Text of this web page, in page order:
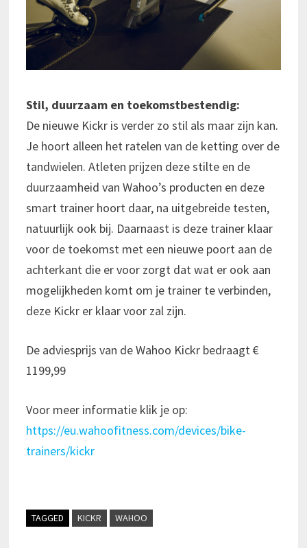
Stil, duurzaam en toekomstbestendig:
De nieuwe Kickr is verder zo stil als maar zijn kan.
Je hoort alleen het ratelen van de ketting over de
tandwielen. Atleten prijzen deze stilte en de
duurzaamheid van Wahoo’s producten en deze
smart trainer hoort daar, na uitgebreide testen,
natuurlijk ook bij. Daarnaast is deze trainer klaar
voor de toekomst met een nieuwe poort aan de
achterkant die er voor zorgt dat wat er ook aan
mogelijkheden komt om je trainer te verbinden,
deze Kickr er klaar voor zal zijn.
De adviesprijs van de Wahoo Kickr bedraagt €
1199,99
Voor meer informatie klik je op:
https://eu.wahoofitness.com/devices/bike-
trainers/kickr
TAGGED KICKR WAHOO